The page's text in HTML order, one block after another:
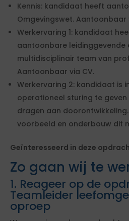
Kennis: kandidaat heeft
Omgevingswet. Aantoonbaar
Werkervaring 1: kandidaat
aantoonbare leidinggevende
multidisciplinair team van
Aantoonbaar via CV.
Werkervaring 2: kandidaat is
operationeel sturing te
dragen aan
voorbeeld en onderbouw dit
Geïnteresseerd in deze
Zo gaan wij te
1. Reageer op de
Teamleider
oproep